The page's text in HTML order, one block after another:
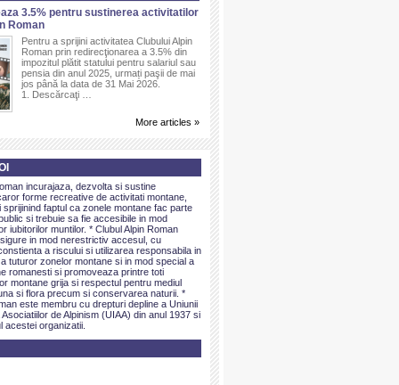
3.5% pentru sustinerea activitatilor
Roman
Pentru a sprijini activitatea Clubului Alpin
Roman prin redirecţionarea a 3.5% din
impozitul plătit statului pentru salariul sau
pensia din anul 2025, urmați paşii de mai
jos până la data de 31 Mai 2026.
1. Descărcaţi …
More articles »
incurajaza, dezvolta si sustine
forme recreative de activitati montane,
faptul ca zonele montane fac parte
si trebuie sa fie accesibile in mod
iubitorilor muntilor. * Clubul Alpin Roman
in mod nerestrictiv accesul, cu
a riscului si utilizarea responsabila in
tuturor zonelor montane si in mod special a
romanesti si promoveaza printre toti
montane grija si respectul pentru mediul
si flora precum si conservarea naturii. *
este membru cu drepturi depline a Uniunii
de Alpinism (UIAA) din anul 1937 si
acestei organizatii.